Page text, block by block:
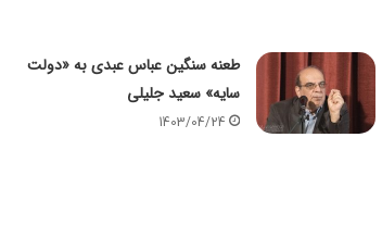
طعنه سنگین عباس عبدی به «دولت
سایه» سعید جلیلی
1403/04/24